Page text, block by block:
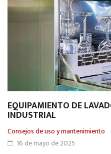
EQUIPAMIENTO DE
INDUSTRIAL
Consejos de uso y mantenimiento
16 de mayo de 2025